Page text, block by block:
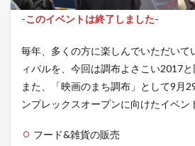
-このイベントは終了しました-
毎年、多くの方に楽しんでいただいて
ィバルを、今回は調布よさこい2017と
また、「映画のまち調布」として9月
ンプレックスオープンに向けたイベン
フード&雑貨の販売